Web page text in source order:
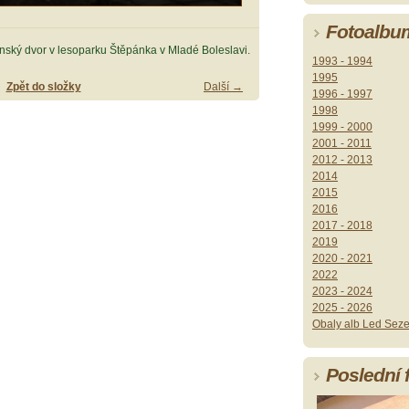
dvor v lesoparku Štěpánka v Mladé Boleslavi.
Další →
Zpět do složky
1993 - 1994
1995
1996 - 1997
1998
1999 - 2000
2001 - 2011
2012 - 2013
2014
2015
2016
2017 - 2018
2019
2020 - 2021
2022
2023 - 2024
2025 - 2026
Obaly alb Led
Poslední